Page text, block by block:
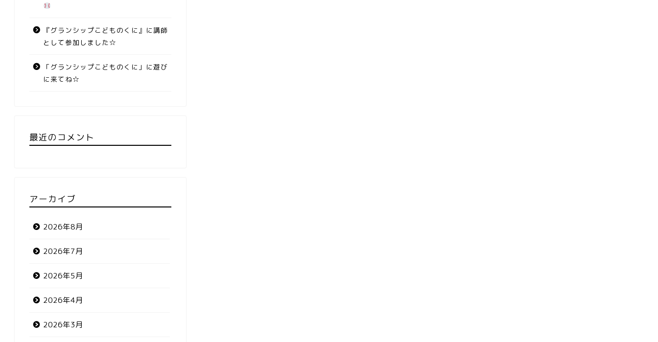
『グランシップこどものくに』に講師
として参加しました☆
「グランシップこどものくに」に遊び
に来てね☆
最近のコメント
アーカイブ
2026年8月
2026年7月
2026年5月
2026年4月
2026年3月